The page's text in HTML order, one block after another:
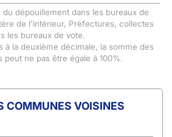
du dépouillement dans les bureaux de
de l'intérieur, Préfectures, collectes
les bureaux de vote.
à la deuxième décimale, la somme des
peut ne pas être égale à 100%.
COMMUNES VOISINES